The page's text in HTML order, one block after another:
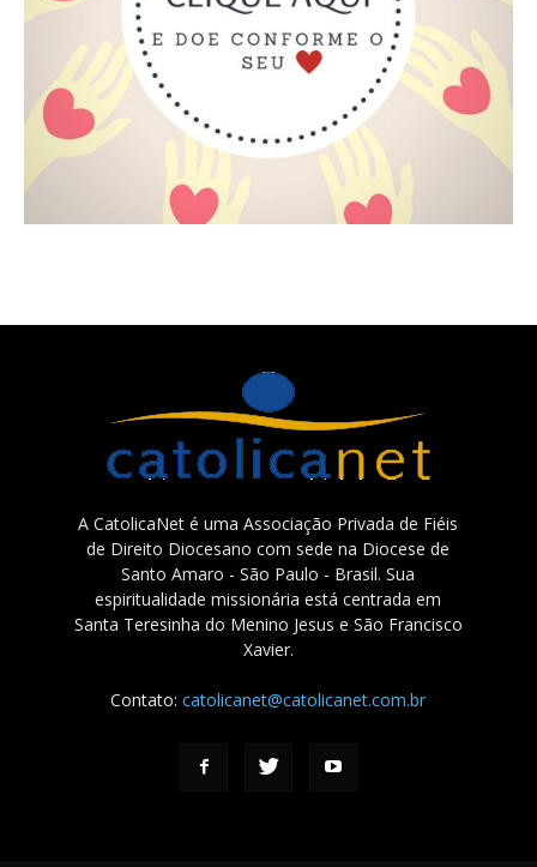
A CatolicaNet é uma Associação Privada de Fiéis
de Direito Diocesano com sede na Diocese de
Santo Amaro - São Paulo - Brasil. Sua
espiritualidade missionária está centrada em
Santa Teresinha do Menino Jesus e São Francisco
Xavier.
Contato:catolicanet@catolicanet.com.br